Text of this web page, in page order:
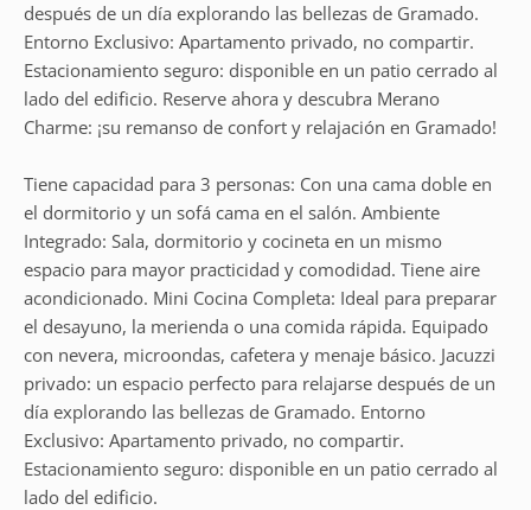
después de un día explorando las bellezas de Gramado.
Entorno Exclusivo: Apartamento privado, no compartir.
Estacionamiento seguro: disponible en un patio cerrado al
lado del edificio. Reserve ahora y descubra Merano
Charme: ¡su remanso de confort y relajación en Gramado!
Tiene capacidad para 3 personas: Con una cama doble en
el dormitorio y un sofá cama en el salón. Ambiente
Integrado: Sala, dormitorio y cocineta en un mismo
espacio para mayor practicidad y comodidad. Tiene aire
acondicionado. Mini Cocina Completa: Ideal para preparar
el desayuno, la merienda o una comida rápida. Equipado
con nevera, microondas, cafetera y menaje básico. Jacuzzi
privado: un espacio perfecto para relajarse después de un
día explorando las bellezas de Gramado. Entorno
Exclusivo: Apartamento privado, no compartir.
Estacionamiento seguro: disponible en un patio cerrado al
lado del edificio.